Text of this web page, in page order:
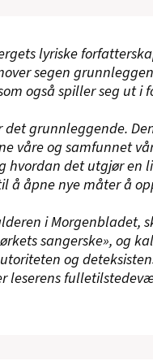
lyriske
segen
også spiller seg ut i
det grunnleggende.
våre og samfunnet
hvordan det utgjør
å åpne nye måter å
i Morgenbladet,
sangerske», og
og
leserens